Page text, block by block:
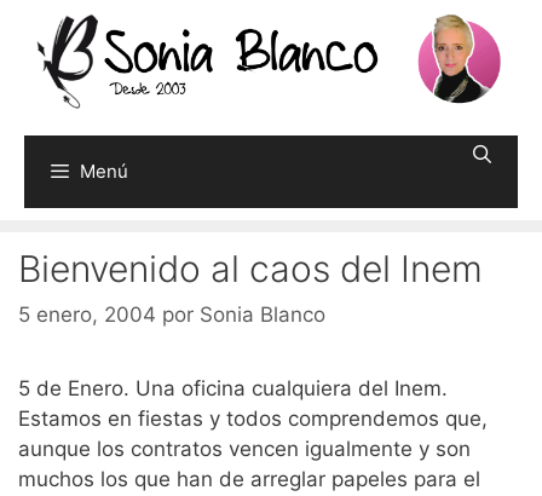
contenido
Menú
Bienvenido al caos del Inem
5 enero, 2004 por Sonia Blanco
5 de Enero. Una oficina cualquiera del Inem.
Estamos en fiestas y todos comprendemos que,
aunque los contratos vencen igualmente y son
muchos los que han de arreglar papeles para el